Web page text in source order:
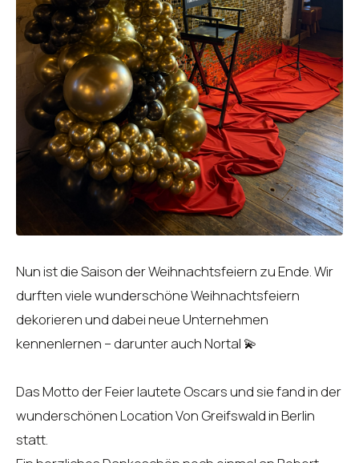
Nun ist die Saison der Weihnachtsfeiern zu Ende. Wir
durften viele wunderschöne Weihnachtsfeiern
dekorieren und dabei neue Unternehmen
kennenlernen – darunter auch Nortal 💫
Das Motto der Feier lautete Oscars und sie fand in der
wunderschönen Location Von Greifswald in Berlin
statt.